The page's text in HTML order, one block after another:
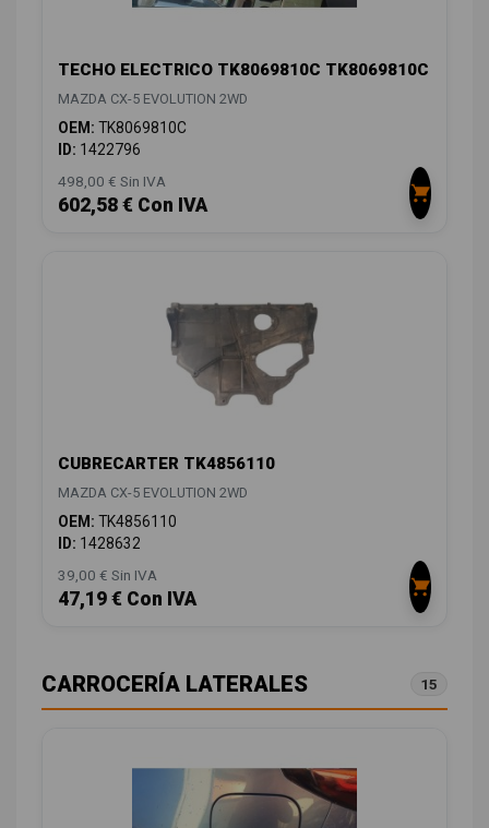
TECHO ELECTRICO TK8069810C TK8069810C
MAZDA CX-5 EVOLUTION 2WD
OEM: TK8069810C
ID: 1422796
498,00 € Sin IVA
602,58 € Con IVA
CUBRECARTER TK4856110
MAZDA CX-5 EVOLUTION 2WD
OEM: TK4856110
ID: 1428632
39,00 € Sin IVA
47,19 € Con IVA
CARROCERÍA LATERALES 15